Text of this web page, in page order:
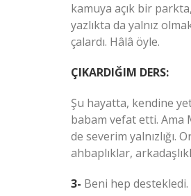
kamuya açık bir
yazlıkta da yalnız
çalardı. Hâlâ öyle.
ÇIKARDIĞIM DERS:
Şu hayatta, kendine
babam vefat etti. Ama
de severim
ahbaplıklar,
3- Beni hep